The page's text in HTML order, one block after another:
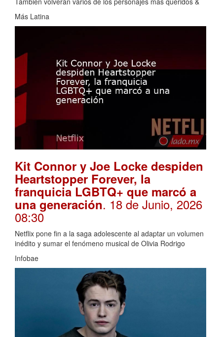
Más Latina
Kit Connor y Joe Locke despiden
Heartstopper Forever, la
franquicia LGBTQ+ que marcó a
una generación. 18 de Junio, 2026
08:30
Netflix pone fin a la saga adolescente al adaptar un volumen
inédito y sumar el fenómeno musical de Olivia Rodrigo
Infobae